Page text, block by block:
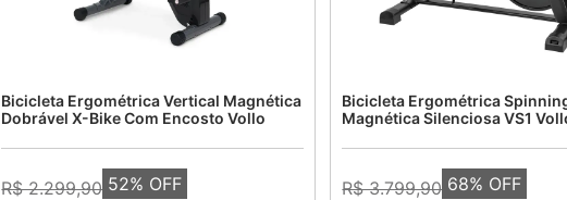
Bicicleta Ergométrica Vertical Magnética
Dobrável X-Bike Com Encosto Vollo
R$ 2.299,90 52% OFF
Bicicleta Ergométrica
Magnética Silenciosa VS1
R$ 3.799,90 68% OFF